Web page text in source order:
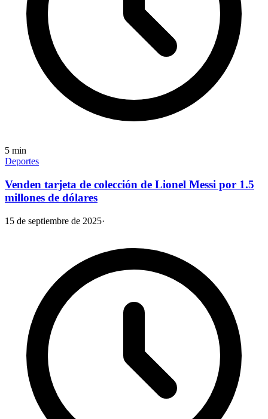
5 min
Deportes
Venden tarjeta de colección de Lionel Messi por 1.5
millones de dólares
15 de septiembre de 2025·